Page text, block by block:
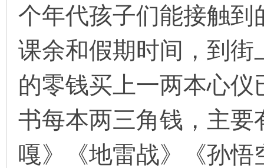
个年代孩子们能接触
课余和假期时间，到
的零钱买上一两本心
书每本两三角钱，主
嘎》《地雷战》《孙